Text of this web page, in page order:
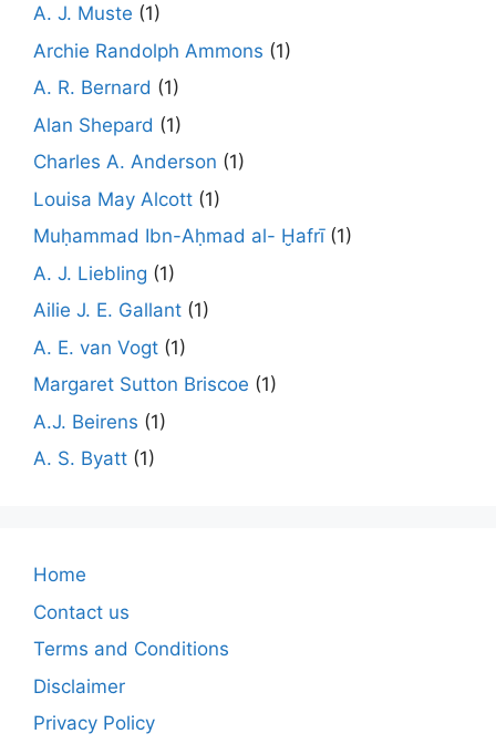
A. J. Muste (1)
Archie Randolph Ammons (1)
A. R. Bernard (1)
Alan Shepard (1)
Charles A. Anderson (1)
Louisa May Alcott (1)
Muḥammad Ibn-Aḥmad al- Ḫafrī(1)
A. J. Liebling (1)
Ailie J. E. Gallant (1)
A. E. van Vogt (1)
Margaret Sutton Briscoe (1)
A.J. Beirens (1)
A. S. Byatt (1)
Home
Contact us
Terms and Conditions
Disclaimer
Privacy Policy